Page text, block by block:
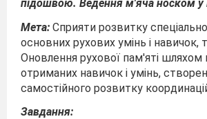
підошвою. Ведення м'яча носком у
Мета: Сприяти розвитку
основних рухових умінь і навичок,
Оновлення рухової пам'яті шляхом
отриманих навичок і умінь,
самостійного розвитку
Завдання: